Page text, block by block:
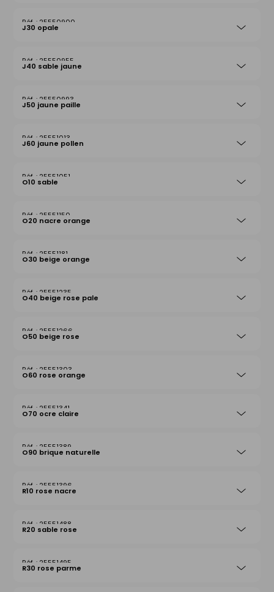
25550900
J30 opale
25550955
J40 sable jaune
25550993
J50 jaune paille
25551013
J60 jaune pollen
25551051
O10 sable
25551150
O20 nacre orange
25551181
O30 beige orange
25551235
O40 beige rose pale
25551266
O50 beige rose
25551303
O60 rose orange
25551341
O70 ocre claire
25551389
O90 brique naturelle
25551396
R10 rose nacre
25551488
R20 sable rose
25551495
R30 rose parme